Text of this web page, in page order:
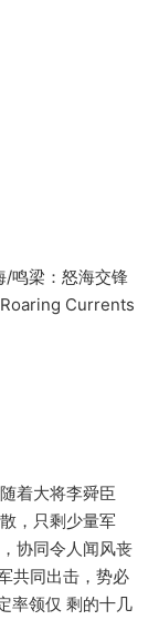
梁：怒海交锋
Currents
着大将李舜臣
，只剩少量军
协同令人闻风丧
共同出击，势必
率领仅 剩的十几